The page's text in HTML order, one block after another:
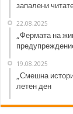
запалени
22.08.2025
„Фермата на
19.08.2025
„Смешна
летен ден